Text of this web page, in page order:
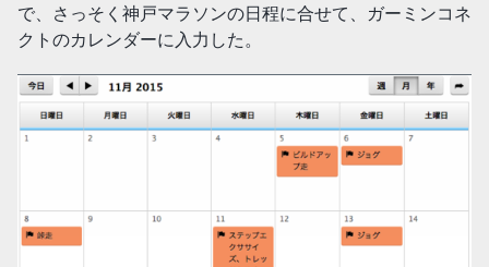
で、さっそく神戸マラソンの日程に合せて、ガーミンコネ
クトのカレンダーに入力した。